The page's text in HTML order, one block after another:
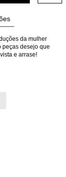
da mulher
peças desejo que
e arrase!